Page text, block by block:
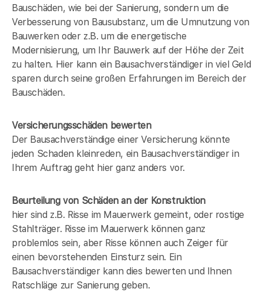
Bauschäden, wie bei der Sanierung, sondern um die
Verbesserung von Bausubstanz, um die Umnutzung von
Bauwerken oder z.B. um die energetische
Modernisierung, um Ihr Bauwerk auf der Höhe der Zeit
zu halten. Hier kann ein Bausachverständiger in viel Geld
sparen durch seine großen Erfahrungen im Bereich der
Bauschäden.
Versicherungsschäden bewerten
Der Bausachverständige einer Versicherung könnte
jeden Schaden kleinreden, ein Bausachverständiger in
Ihrem Auftrag geht hier ganz anders vor.
Beurteilung von Schäden an der Konstruktion
hier sind z.B. Risse im Mauerwerk gemeint, oder rostige
Stahlträger. Risse im Mauerwerk können ganz
problemlos sein, aber Risse können auch Zeiger für
einen bevorstehenden Einsturz sein. Ein
Bausachverständiger kann dies bewerten und Ihnen
Ratschläge zur Sanierung geben.